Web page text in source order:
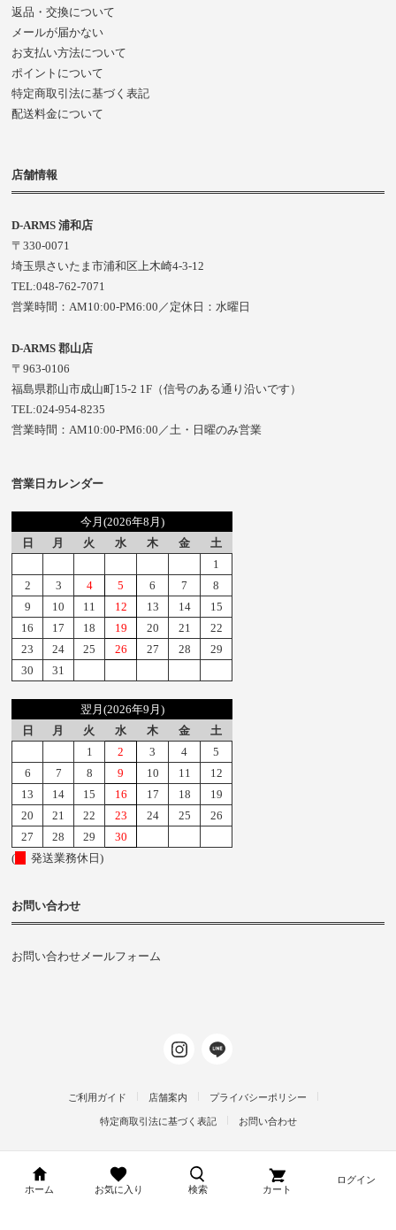
返品・交換について
メールが届かない
お支払い方法について
ポイントについて
特定商取引法に基づく表記
配送料金について
店舗情報
D-ARMS 浦和店
〒330-0071
埼玉県さいたま市浦和区上木崎4-3-12
TEL:048-762-7071
営業時間：AM10:00-PM6:00／定休日：水曜日
D-ARMS 郡山店
〒963-0106
福島県郡山市成山町15-2 1F（信号のある通り沿いです）
TEL:024-954-8235
営業時間：AM10:00-PM6:00／土・日曜のみ営業
営業日カレンダー
今月(2026年8月)
日
月 火 水 木 金
土
1
2
3 4 5 6 7
8
9
10 11 12 13 14
15
16
17 18 19 20 21
22
23
24 25 26 27 28
29
30
31
翌月(2026年9月)
日
月 火 水 木 金
土
1
2 3 4
5
6
7 8 9 10 11
12
13
14 15 16 17 18
19
20
21 22 23 24 25
26
27
28 29
30
(
発送業務休日)
お問い合わせ
お問い合わせメールフォーム
ご利用ガイド 店舗案内 プライバシーポリシー
特定商取引法に基づく表記 お問い合わせ
d-arms-shop.jp
ホーム お気に入り 検索 カート
ログイン